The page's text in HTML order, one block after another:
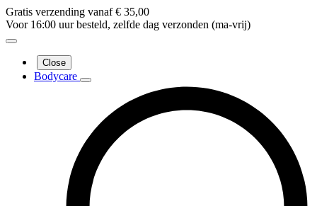
Gratis verzending vanaf € 35,00
Voor 16:00 uur besteld, zelfde dag verzonden (ma-vrij)
Close
Bodycare